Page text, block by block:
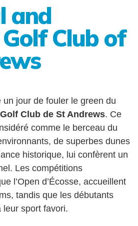
and
Club of
jour de fouler le green du
Club de St Andrews. Ce
comme le berceau du
de superbes dunes
historique, lui confèrent un
Les compétitions
l’Open d’Écosse, accueillent
tandis que les débutants
leur sport favori.